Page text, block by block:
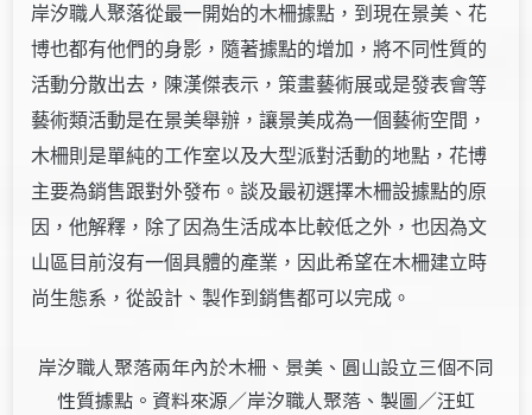
岸汐職人聚落從最一開始的木柵據點，到現在景美、花
博也都有他們的身影，隨著據點的增加，將不同性質的
活動分散出去，陳漢傑表示，策畫藝術展或是發表會等
藝術類活動是在景美舉辦，讓景美成為一個藝術空間，
木柵則是單純的工作室以及大型派對活動的地點，花博
主要為銷售跟對外發布。談及最初選擇木柵設據點的原
因，他解釋，除了因為生活成本比較低之外，也因為文
山區目前沒有一個具體的產業，因此希望在木柵建立時
尚生態系，從設計、製作到銷售都可以完成。
岸汐職人聚落兩年內於木柵、景美、圓山設立三個不同
性質據點。資料來源／岸汐職人聚落、製圖／汪虹